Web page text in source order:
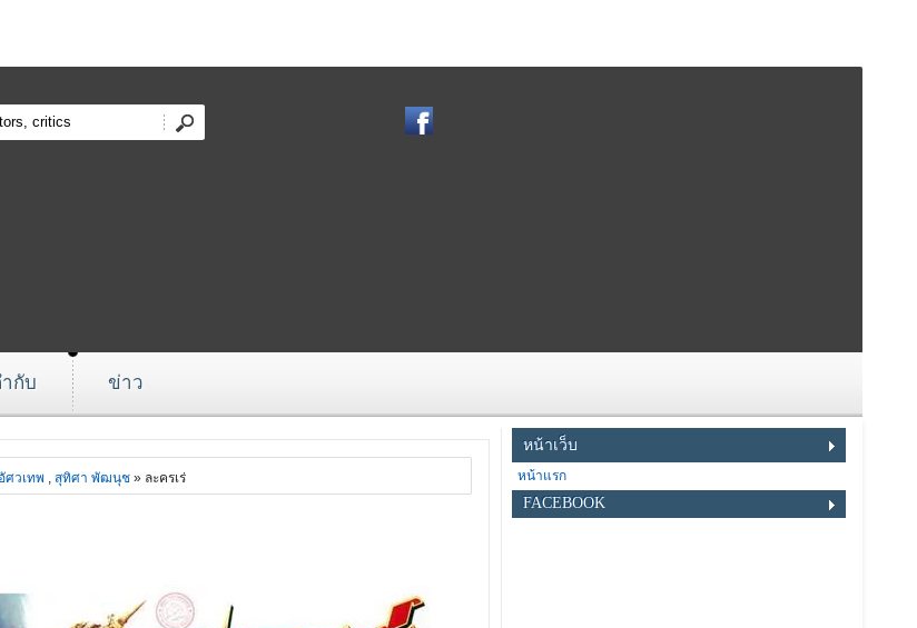
กับ ข่าว
ศวเทพ , สุทิศา พัฒนุช» ละครเร่
หน้าเว็บ
หน้าแรก
FACEBOOK